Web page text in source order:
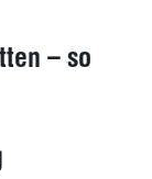
– so